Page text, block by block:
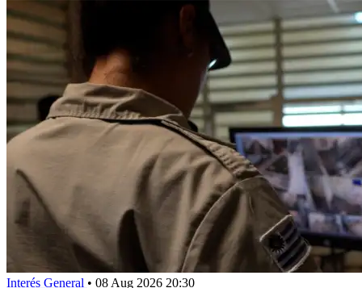
Interés General • 08 Aug 2026 20:30